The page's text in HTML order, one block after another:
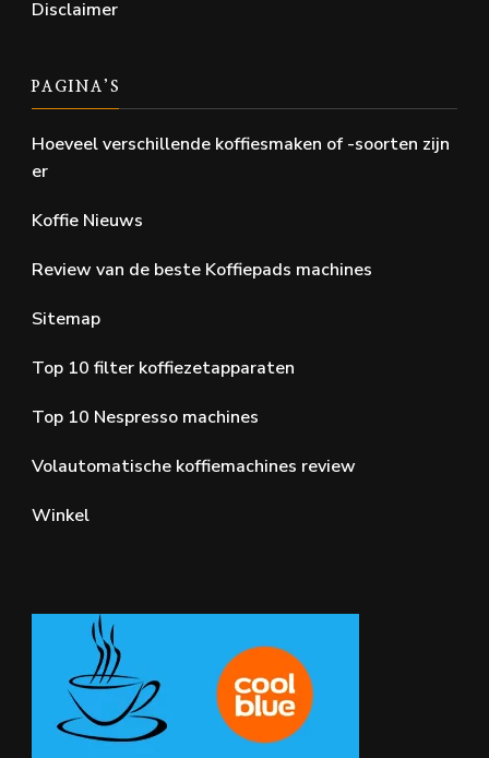
Disclaimer
PAGINA’S
Hoeveel verschillende koffiesmaken of -soorten zijn
er
Koffie Nieuws
Review van de beste Koffiepads machines
Sitemap
Top 10 filter koffiezetapparaten
Top 10 Nespresso machines
Volautomatische koffiemachines review
Winkel